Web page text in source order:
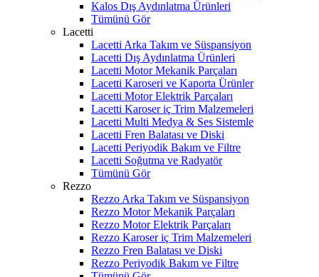
Kalos Dış Aydınlatma Ürünleri
Tümünü Gör
Lacetti
Lacetti Arka Takım ve Süspansiyon
Lacetti Dış Aydınlatma Ürünleri
Lacetti Motor Mekanik Parçaları
Lacetti Karoseri ve Kaporta Ürünler
Lacetti Motor Elektrik Parçaları
Lacetti Karoser iç Trim Malzemeleri
Lacetti Multi Medya & Ses Sistemle
Lacetti Fren Balatası ve Diski
Lacetti Periyodik Bakım ve Filtre
Lacetti Soğutma ve Radyatör
Tümünü Gör
Rezzo
Rezzo Arka Takım ve Süspansiyon
Rezzo Motor Mekanik Parçaları
Rezzo Motor Elektrik Parçaları
Rezzo Karoser iç Trim Malzemeleri
Rezzo Fren Balatası ve Diski
Rezzo Periyodik Bakım ve Filtre